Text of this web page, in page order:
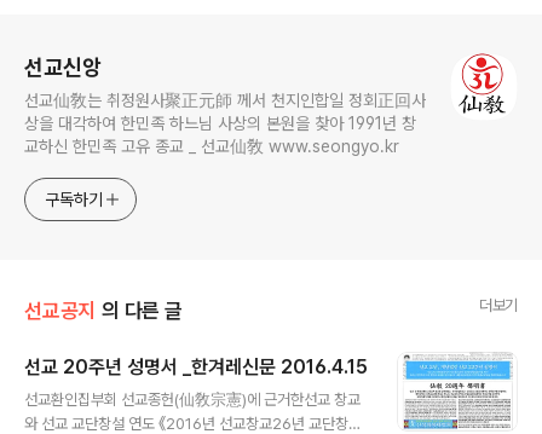
선교신앙
선교仙敎는 취정원사聚正元師 께서 천지인합일 정회正回사
상을 대각하여 한민족 하느님 사상의 본원을 찾아 1991년 창
교하신 한민족 고유 종교 _ 선교仙敎 www.seongyo.kr
구독하기
선교공지 의 다른 글 더보기
선교 20주년 성명서 _한겨레신문 2016.4.15
선교환인집부회 선교종헌(仙敎宗憲)에 근거한선교 창교
와 선교 교단창설 연도 《2016년 선교창교26년 교단창설